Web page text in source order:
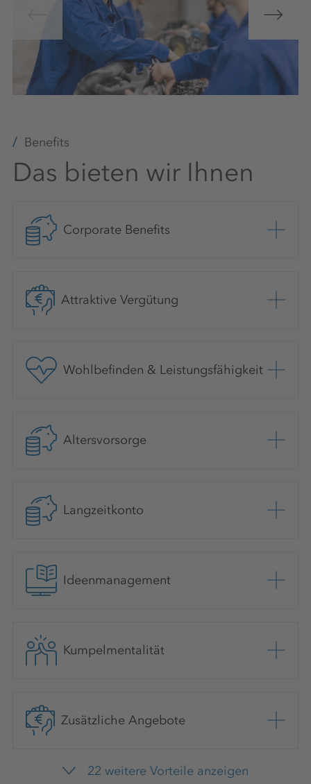
Benefits
Das bieten wir Ihnen
Corporate Benefits
Attraktive Vergütung
Wohlbefinden & Leistungsfähigkeit
Altersvorsorge
Langzeitkonto
Ideenmanagement
Kumpelmentalität
Zusätzliche Angebote
22 weitere Vorteile anzeigen